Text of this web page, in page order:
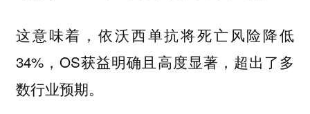
这意味着，依沃西单抗将死亡风险降低
34%，OS获益明确且高度显著，超出了多
数行业预期。